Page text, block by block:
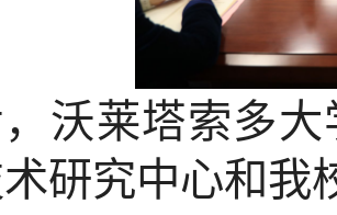
沃莱塔索多
研究中心和我